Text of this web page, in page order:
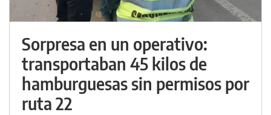
Sorpresa en un operativo:
transportaban 45 kilos de
hamburguesas sin permisos por
ruta 22